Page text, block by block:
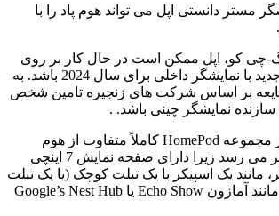
دانستی اپل می تواند هوم پاد را با
چی کو، اپل ممکن است در حال کار بر روی
یک دستگاه هوم پاد جدید با نمایشگر داخلی برای سال 2024 باشد. به
بر اساس شرکت های زنجیره تامین شخص
این محصول جدید در مجموعه HomePod کاملاً متفاوت از هوم
پادهای موجود به نظر می رسد زیرا دارای صفحه نمایش 7 اینچی
مانند یک اسپیکر با یک تبلت کوچک (یا یک تبلت
کوچک با یک بلندگو) مانند آمازون Echo Show یا Google’s Nest Hub